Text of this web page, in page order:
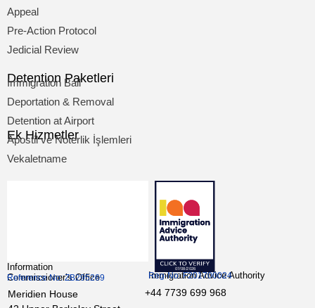
Appeal
Pre-Action Protocol
Jedicial Review
Detention Paketleri
Immigration Bail
Deportation & Removal
Detention at Airport
Ek Hizmetler
Apostil ve Noterlik İşlemleri
Vekaletname
Information
Commissioner’s Office
Reference No: ZB295269 Immigration Advice Authority
Reg-No: F201700024
Meridien House
+44 7739 699 968